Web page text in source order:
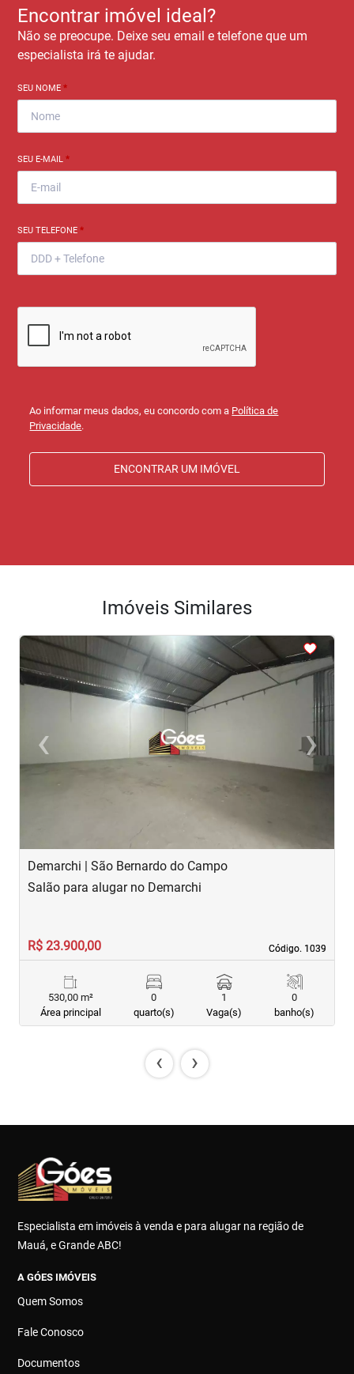
Encontrar imóvel ideal?
Não se preocupe. Deixe seu email e telefone que um
especialista irá te ajudar.
SEU NOME*
SEU E-MAIL*
SEU TELEFONE*
Ao informar meus dados, eu concordo com a Política de
Privacidade.
ENCONTRAR UM IMÓVEL
Imóveis Similares
< <
‹Previous ›Next
Demarchi | São Bernardo do Campo
Código. 1039
Código. 1039
Salão para alugar no Demarchi
R$ 23.900,00
530,00 m²
Área principal
0
quarto(s)
1
Vaga(s)
0
banho(s)
‹ ›
Especialista em imóveis à venda e para alugar na região de
Mauá, e Grande ABC!
A GÓES IMÓVEIS
Quem Somos
Fale Conosco
Documentos